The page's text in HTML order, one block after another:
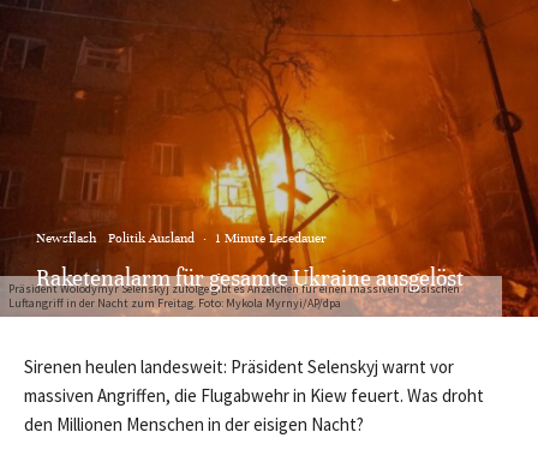
Präsident Wolodymyr Selenskyj zufolge gibt es Anzeichen für einen massiven russischen
Luftangriff in der Nacht zum Freitag. Foto: Mykola Myrnyi/AP/dpa
Newsflash Politik Ausland · 1 Minute Lesedauer
Raketenalarm für gesamte Ukraine ausgelöst
Sirenen heulen landesweit: Präsident Selenskyj warnt vor
massiven Angriffen, die Flugabwehr in Kiew feuert. Was droht
den Millionen Menschen in der eisigen Nacht?